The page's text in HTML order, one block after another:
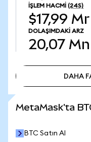
İŞLEM HACMI (24S)
$17,99 Mr
DOLAŞIMDAKI ARZ
20,07 Mn
DAHA
MetaMask'ta
BTC Satın Al